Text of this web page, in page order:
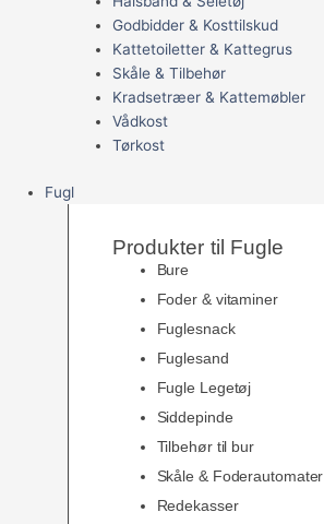
Godbidder & Kosttilskud
Kattetoiletter & Kattegrus
Skåle & Tilbehør
Kradsetræer & Kattemøbler
Vådkost
Tørkost
Fugl
Produkter til Fugle
Bure
Foder & vitaminer
Fuglesnack
Fuglesand
Fugle Legetøj
Siddepinde
Tilbehør til bur
Skåle & Foderautomater
Redekasser